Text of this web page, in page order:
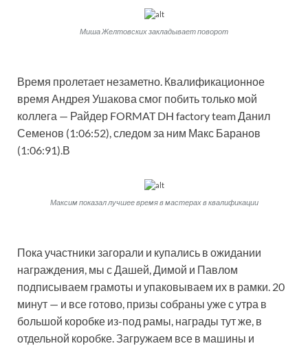
Миша Желтовских закладывает поворот
Время пролетает незаметно. Квалификационное
время Андрея Ушакова смог побить только мой
коллега — Райдер FORMAT DH factory team Данил
Семенов (1:06:52), следом за ним Макс Баранов
(1:06:91).В
Максим показал лучшее время в мастерах в квалификации
Пока участники загорали и купались в ожидании
награждения, мы с Дашей, Димой и Павлом
подписываем грамоты и упаковываем их в рамки. 20
минут — и все готово, призы собраны уже с утра в
большой коробке из-под рамы, награды тут же, в
отдельной коробке. Загружаем все в машины и